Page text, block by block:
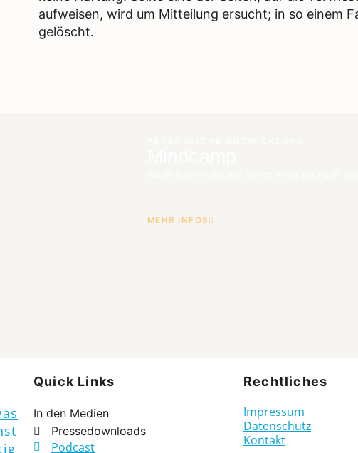
aufweisen, wird um Mitteilung ersucht; in so einem
gelöscht.
MEHR INFOS
Quick Links
In den Medien
Pressedownloads
Podcast
Rechtliches
Impressum
Datenschutz
Kontakt